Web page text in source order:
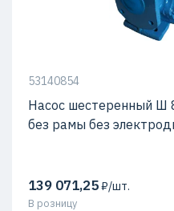
53140854
Насос шестеренный Ш
без рамы без
139 071,25₽/шт.
В розницу